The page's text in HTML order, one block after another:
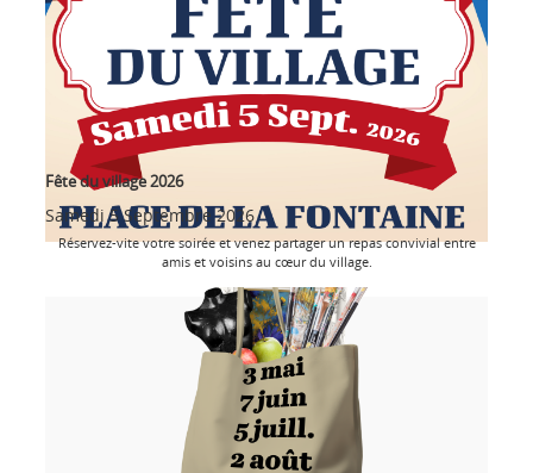
Fête du village 2026
Samedi 5 Septembre 2026
Réservez-vite votre soirée et venez partager un repas convivial entre
amis et voisins au cœur du village.